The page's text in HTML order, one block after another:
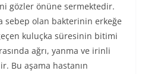
gözler önüne sermektedir.
sebep olan bakterinin erkeğe
kuluçka süresinin bitimi
ağrı, yanma ve irinli
Bu aşama hastanın